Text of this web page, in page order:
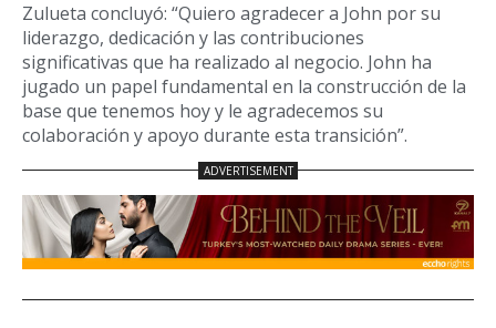
Zulueta concluyó: “Quiero agradecer a John por su
liderazgo, dedicación y las contribuciones
significativas que ha realizado al negocio. John ha
jugado un papel fundamental en la construcción de la
base que tenemos hoy y le agradecemos su
colaboración y apoyo durante esta transición”.